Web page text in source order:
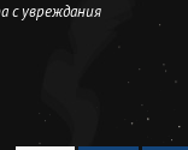
с увреждания